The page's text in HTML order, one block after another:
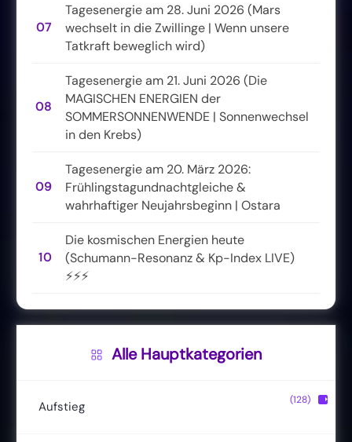
07
Tagesenergie am 28. Juni 2026 (Mars
wechselt in die Zwillinge | Wenn unsere
Tatkraft beweglich wird)
08
Tagesenergie am 21. Juni 2026 (Die
MAGISCHEN ENERGIEN der
SOMMERSONNENWENDE | Sonnenwechsel
in den Krebs)
09
Tagesenergie am 20. März 2026:
Frühlingstagundnachtgleiche &
wahrhaftiger Neujahrsbeginn | Ostara
10
Die kosmischen Energien heute
(Schumann-Resonanz & Kp-Index LIVE)
⚡⚡⚡
Alle Hauptkategorien
Aufstieg (128) ▶